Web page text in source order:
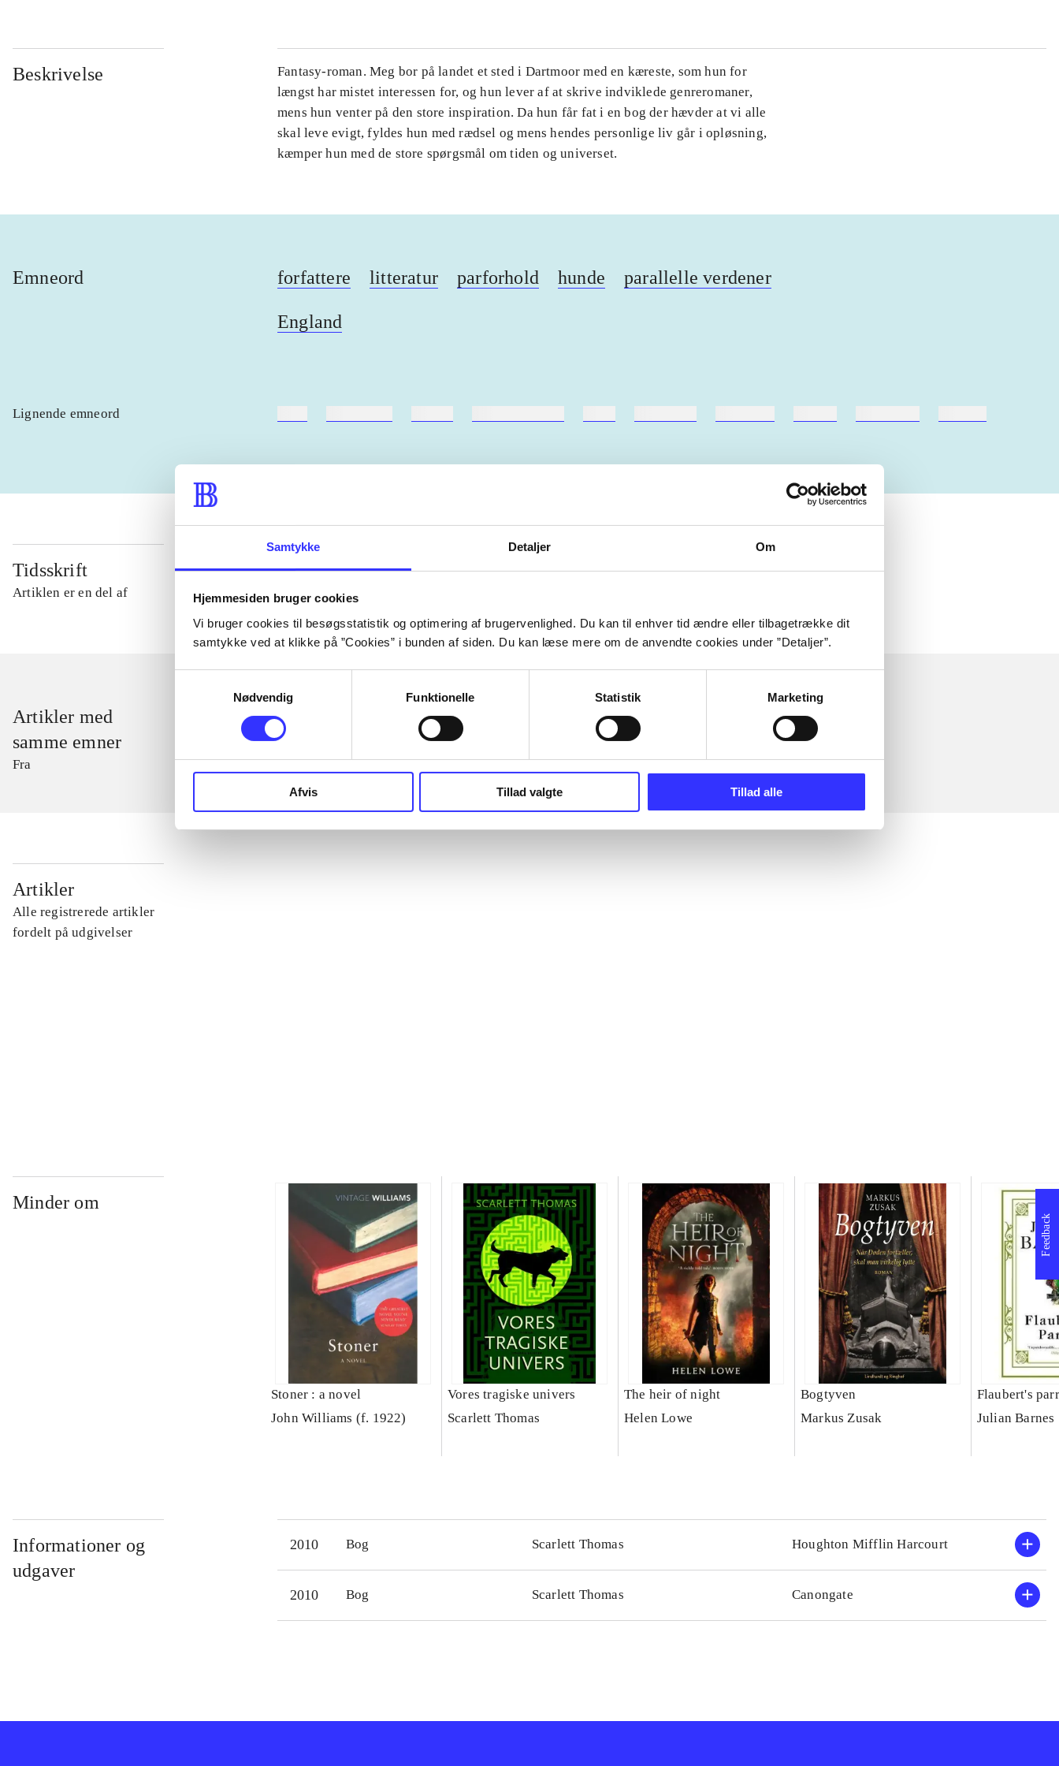
Samtykke Detaljer Om
Hjemmesiden bruger cookies
Vi bruger cookies til besøgsstatistik og optimering af brugervenlighed. Du kan til enhver tid ændre eller tilbagetrække dit
samtykke ved at klikke på ”Cookies” i bunden af siden. Du kan læse mere om de anvendte cookies under ”Detaljer”.
Nødvendig
Funktionelle Statistik Marketing
Afvis Tillad valgte Tillad alle
Beskrivelse
Fantasy-roman. Meg bor på landet et sted i Dartmoor med en kæreste, som hun for
længst har mistet interessen for, og hun lever af at skrive indviklede genreromaner,
mens hun venter på den store inspiration. Da hun får fat i en bog der hævder at vi alle
skal leve evigt, fyldes hun med rædsel og mens hendes personlige liv går i opløsning,
kæmper hun med de store spørgsmål om tiden og universet.
Emneord forfattere litteratur parforhold hunde parallelle verdener
England
Lignende emneord
Tidsskrift
Artiklen er en del af
Artiklerne i
Artikler med
samme emner
Fra
Artikler
Alle registrerede artikler
fordelt på udgivelser
Minder om
Stoner : a novel
John Williams (f. 1922)
Vores tragiske univers
Scarlett Thomas
The heir of night
Helen Lowe
Bogtyven
Markus Zusak
Flaubert's
Julian Barnes
Informationer og
udgaver
2010 Bog Scarlett Thomas Houghton Mifflin Harcourt
2010 Bog Scarlett Thomas Canongate
Feedback